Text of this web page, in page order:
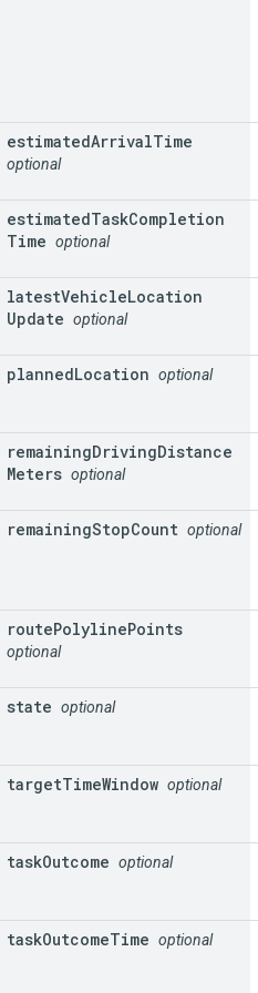
estimatedArrivalTime
optional
estimatedTaskCompletion
Time optional
latestVehicleLocation
Update optional
plannedLocation optional
remainingDrivingDistance
Meters optional
remainingStopCount optional
routePolylinePoints
optional
state optional
targetTimeWindow optional
taskOutcome optional
taskOutcomeTime optional